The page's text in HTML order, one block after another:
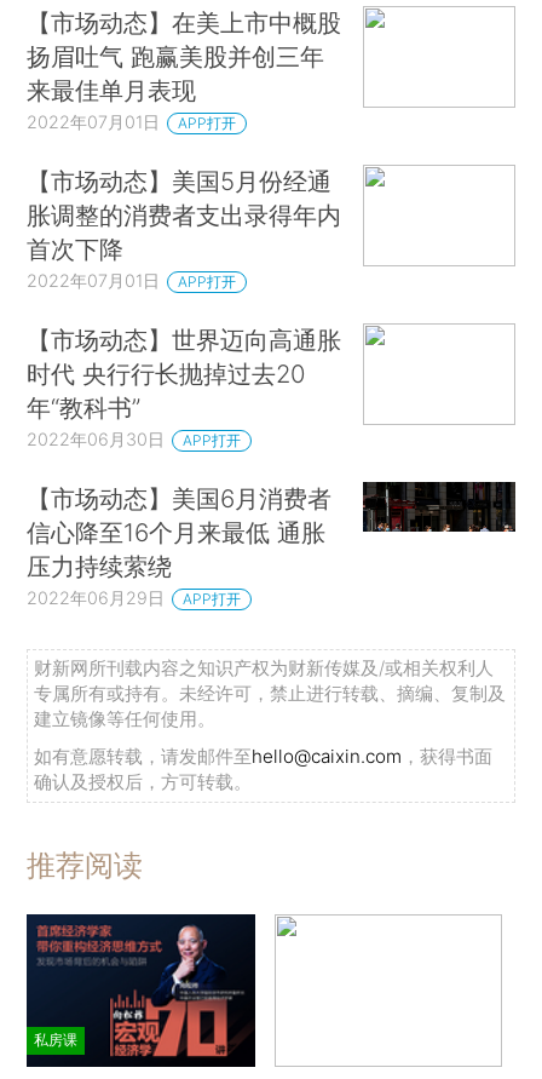
【市场动态】在美上市中概股
扬眉吐气 跑赢美股并创三年
来最佳单月表现
2022年07月01日 APP打开
【市场动态】美国5月份经通
胀调整的消费者支出录得年内
首次下降
2022年07月01日 APP打开
【市场动态】世界迈向高通胀
时代 央行行长抛掉过去20
年“教科书”
2022年06月30日 APP打开
【市场动态】美国6月消费者
信心降至16个月来最低 通胀
压力持续萦绕
2022年06月29日 APP打开
财新网所刊载内容之知识产权为财新传媒及/或相关权利人
专属所有或持有。未经许可，禁止进行转载、摘编、复制及
建立镜像等任何使用。
如有意愿转载，请发邮件至hello@caixin.com ，获得书面
确认及授权后，方可转载。
推荐阅读
私房课